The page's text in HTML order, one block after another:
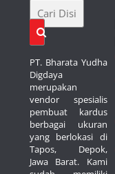
PT. Bharata Yudha
Digdaya
merupakan
vendor spesialis
pembuat kardus
berbagai ukuran
yang berlokasi di
Tapos, Depok,
Jawa Barat. Kami